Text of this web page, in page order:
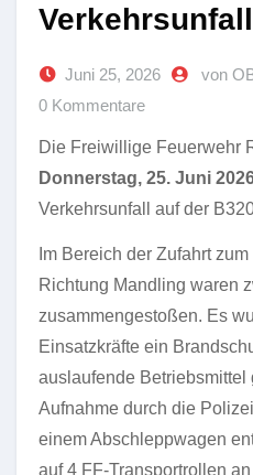
Verkehrsunfall
Juni 25, 2026
von
0 Kommentare
Die Freiwillige Feuerwehr
Donnerstag, 25. Juni
Verkehrsunfall auf der
Im Bereich der Zufahrt
Richtung Mandling waren
zusammengestoßen. Es
Einsatzkräfte ein
auslaufende Betriebsmittel
Aufnahme durch die
einem Abschleppwagen
auf 4 FF-Transportrollen